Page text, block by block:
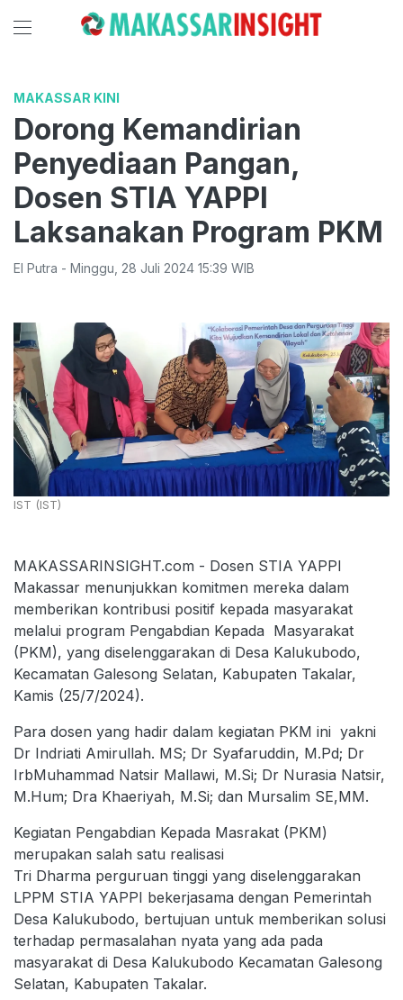
MAKASSAR KINI
Dorong Kemandirian
Penyediaan Pangan,
Dosen STIA YAPPI
Laksanakan Program PKM
El Putra - Minggu 28 Juli 2024 15:39 WIB
IST (IST)
MAKASSARINSIGHT.com - Dosen STIA YAPPI
Makassar menunjukkan komitmen mereka dalam
memberikan kontribusi positif kepada masyarakat
melalui program Pengabdian Kepada Masyarakat
(PKM), yang diselenggarakan di Desa Kalukubodo,
Kecamatan Galesong Selatan, Kabupaten Takalar,
Kamis (25/7/2024).
Para dosen yang hadir dalam kegiatan PKM ini yakni
Dr Indriati Amirullah. MS; Dr Syafaruddin, M.Pd; Dr
IrbMuhammad Natsir Mallawi, M.Si; Dr Nurasia Natsir,
M.Hum; Dra Khaeriyah, M.Si; dan Mursalim SE,MM.
Kegiatan Pengabdian Kepada Masrakat (PKM)
merupakan salah satu realisasi
Tri Dharma perguruan tinggi yang diselenggarakan
LPPM STIA YAPPI bekerjasama dengan Pemerintah
Desa Kalukubodo, bertujuan untuk memberikan solusi
terhadap permasalahan nyata yang ada pada
masyarakat di Desa Kalukubodo Kecamatan Galesong
Selatan, Kabupaten Takalar.